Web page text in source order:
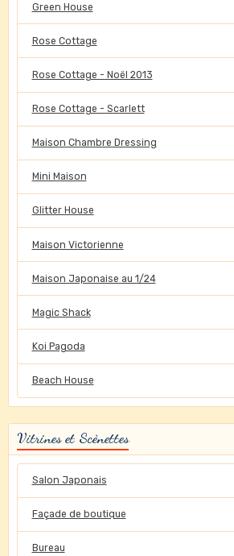
Green House
Rose Cottage
Rose Cottage - Noël 2013
Rose Cottage - Scarlett
Maison Chambre Dressing
Mini Maison
Glitter House
Maison Victorienne
Maison Japonaise au 1/24
Magic Shack
Koi Pagoda
Beach House
Vitrines et Scènettes
Salon Japonais
Façade de boutique
Bureau